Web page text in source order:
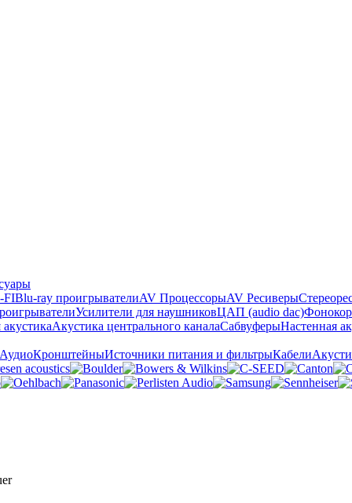
FIBlu-ray проигрывателиAV ПроцессорыAV Ресиверы
Усилители для наушниковЦАП (audio dac)
Акустика центрального каналаСабвуферыНастенная
КронштейныИсточники питания и фильтрыКабели